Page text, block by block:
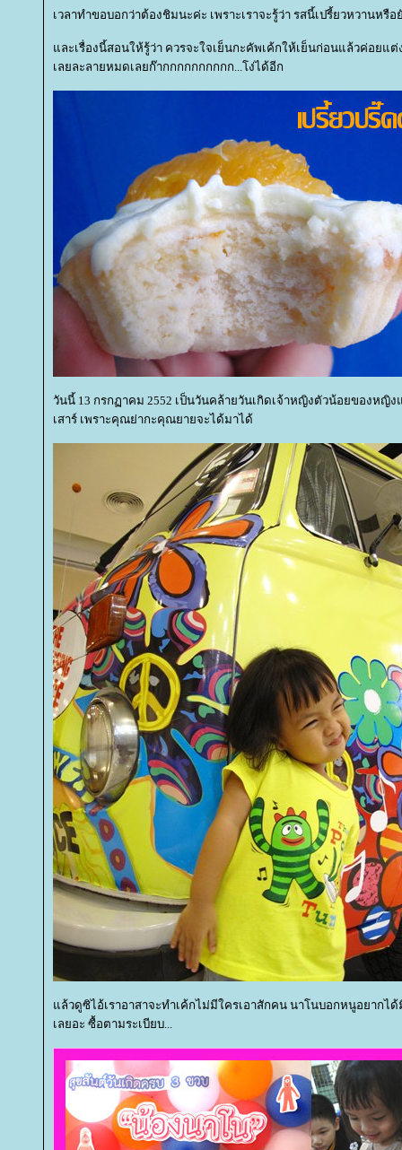
เวลาทำขอบอกว่าต้องชิมนะค่ะ เพราะเราจะรู้ว่า รสนี้เปรี้ยวหวานหรือ
ละเรื่องนี้สอนให้รู้ว่า ควรจะใจเย็นกะคัพเค้กให้เย็นก่อนแล้วค่อยแ
เลยละลายหมดเลยก๊ากกกกกกกกกก...โง่ได้อีก
วันนี้ 13 กรกฏาคม 2552 เป็นวันคล้ายวันเกิดเจ้าหญิงตัวน้อยของหญิง
เสาร์ เพราะคุณย่ากะคุณยายจะได้มาได้
ล้วดูซิไอ้เราอาสาจะทำเค้กไม่มีใครเอาสักคน นาโนบอกหนูอยาก
เลยอะ ซื้อตามระเบียบ...